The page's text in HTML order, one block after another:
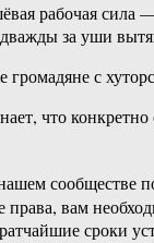
рабочая
за уши
с
что
сообществе
вам
сроки